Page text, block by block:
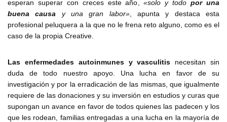
esperan superar con creces este año,«solo y todopor una
buena causa y una gran labor», apunta y destaca esta
profesional peluquera a la que no le frena reto alguno, como es el
caso de la propia Creative.
Las enfermedades autoinmunes y vasculitis necesitan sin
duda de todo nuestro apoyo. Una lucha en favor de su
investigación y por la erradicación de las mismas, que igualmente
requiere de las donaciones y su inversión en estudios y curas que
supongan un avance en favor de todos quienes las padecen y los
que les rodean, familias entregadas a una lucha en la mayoría de